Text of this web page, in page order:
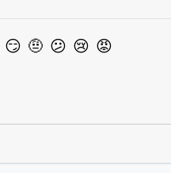
😏 🤨 😕 😢 😡